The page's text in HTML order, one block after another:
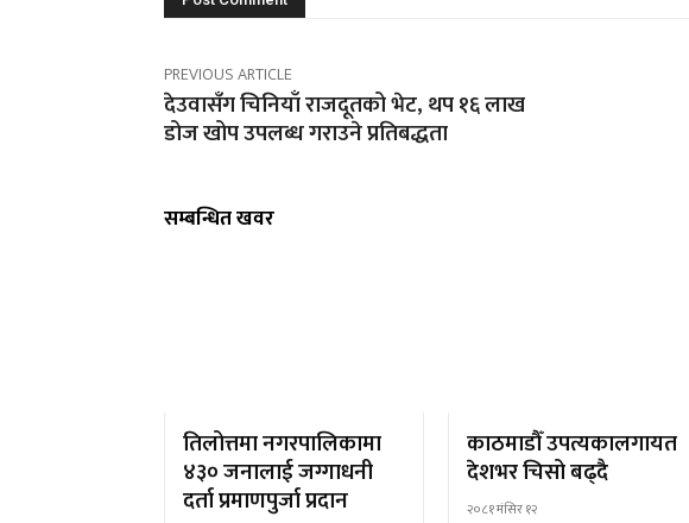
PREVIOUS ARTICLE
देउवासँग चिनियाँ राजदूतको भेट, थप १६ लाख
डोज खोप उपलब्ध गराउने प्रतिबद्धता
सम्बन्धित खवर
तिलोत्तमा नगरपालिकामा
४३० जनालाई जग्गाधनी
दर्ता प्रमाणपुर्जा प्रदान
काठमाडौँ उपत्यकालगायत
देशभर चिसो बढ्दै
२०८१ मंसिर १२